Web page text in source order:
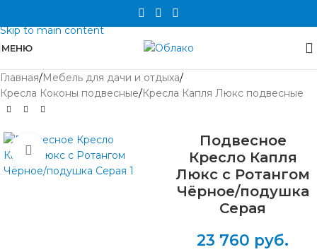
Skip to main content
МЕНЮ
Главная/Мебель для дачи и отдыха/
Кресла Коконы подвесные/Кресла Капля Люкс подвесные
Нажмите, чтобы увеличить
Подвесное
Кресло Капля
Люкс с Ротангом
Чёрное/подушка
Серая
23 760 руб.